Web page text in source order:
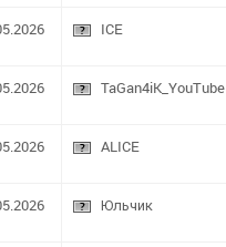
ICE
TaGan4iK_YouTube
ALICE
Юльчик